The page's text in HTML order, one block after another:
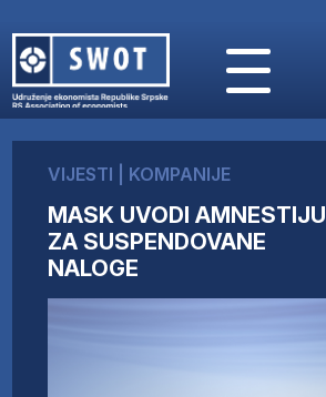
O NAMA
AKTUELNO
ANALIZE
KOMPANIJE
FINANSIJE
VIJESTI KOMPANIJE
MASK UVODI AMNESTIJU
ZA SUSPENDOVANE
NALOGE